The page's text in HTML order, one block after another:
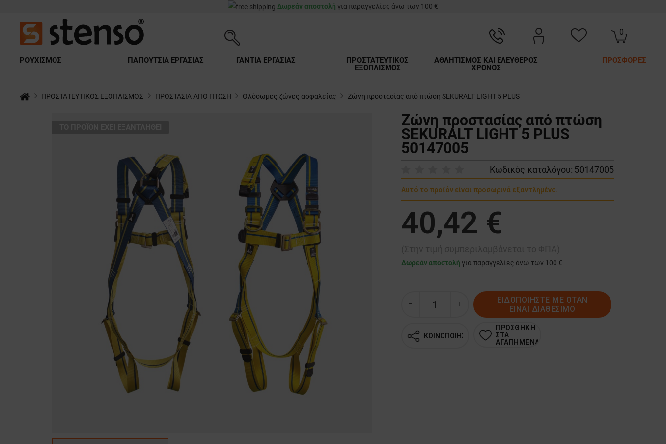
Δωρεάν αποστολή για παραγγελίες άνω των 100 €
0
ΡΟΥΧΙΣΜΟΣ ΠΑΠΟΥΤΣΙΑ ΕΡΓΑΣΙΑΣ ΓΑΝΤΙΑ ΕΡΓΑΣΙΑΣ
ΠΡΟΣΤΑΤΕΥΤΙΚΟΣ
ΕΞΟΠΛΙΣΜΟΣ
ΑΘΛΗΤΙΣΜΟΣ ΚΑΙ ΕΛΕΥΘΕΡΟΣ
ΧΡΟΝΟΣ
ΠΡΟΣΦΟΡΕΣ
ΠΡΟΣΤΑΤΕΥΤΙΚΟΣ ΕΞΟΠΛΙΣΜΟΣ ΠΡΟΣΤΑΣΙΑ ΑΠΟ ΠΤΩΣΗ Ολόσωμες ζώνες ασφαλείας Ζώνη προστασίας από πτώση SEKURALT LIGHT 5 PLUS
Ζώνη προστασίας από πτώση
SEKURALT LIGHT 5 PLUS
50147005
Κωδικός καταλόγου: 50147005
Αυτό το προϊόν είναι προσωρινά εξαντλημένο.
40,42 €
Δωρεάν αποστολή για παραγγελίες άνω των 100 €
ΕΙΔΟΠΟΙΗΣΤΕ ΜΕ ΟΤΑΝ
ΕΙΝΑΙ ΔΙΑΘΕΣΙΜΟ
ΚΟΙΝΟΠΟΙΗΣΗ
ΠΡΟΣΘΗΚΗ
ΣΤΑ
ΑΓΑΠΗΜΕΝΑ